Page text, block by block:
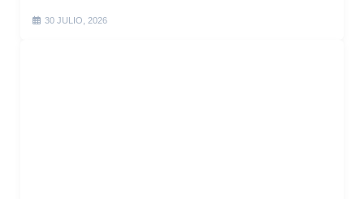
30 JULIO, 2026